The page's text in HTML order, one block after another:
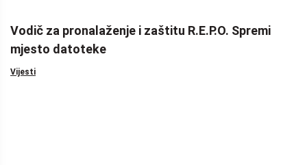
Vodič za pronalaženje i zaštitu R.E.P.O. Spremi
mjesto datoteke
Vijesti